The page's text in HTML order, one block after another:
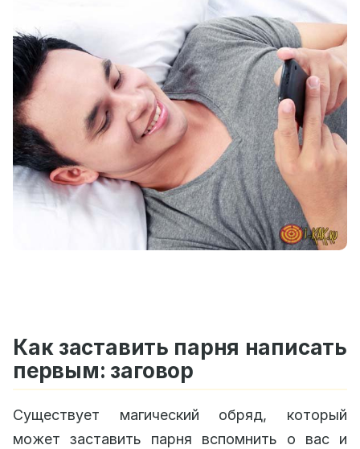
Как заставить парня написать
первым: заговор
Существует магический обряд, который
может заставить парня вспомнить о вас и